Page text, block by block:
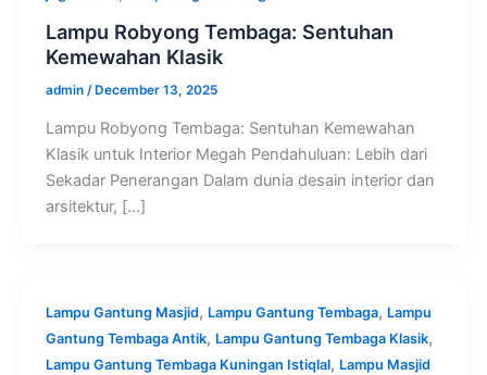
Lampu Robyong Tembaga: Sentuhan
Kemewahan Klasik
admin /December 13, 2025
Lampu Robyong Tembaga: Sentuhan Kemewahan
Klasik untuk Interior Megah Pendahuluan: Lebih dari
Sekadar Penerangan Dalam dunia desain interior dan
arsitektur, […]
Lampu Gantung Masjid, Lampu Gantung Tembaga, Lampu
Gantung Tembaga Antik, Lampu Gantung Tembaga Klasik,
Lampu Gantung Tembaga Kuningan Istiqlal, Lampu Masjid